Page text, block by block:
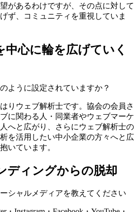
があるわけですが、その点に対して
ず、コミュニティを重視していま
中心に輪を広げていく
ように設定されていますか？
りウェブ解析士です。協会の会員さ
に関わる人・同業者やウェブマーケ
へと広がり、さらにウェブ解析士の
を活用したい中小企業の方々へと広
いています。
ディングからの脱却
シャルメディアを教えてください